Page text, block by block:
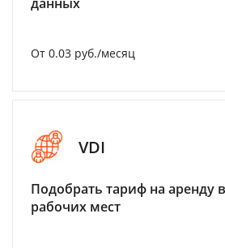
От 0.03 руб./месяц
VDI
Подобрать тариф на аренду
рабочих мест